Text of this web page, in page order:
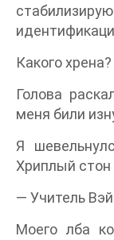
Какого хрена?
Голова
меня били
Я
Хриплый стон
— Учитель
Моего лба